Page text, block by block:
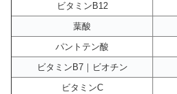
ビタミンB12
葉酸
パントテン酸
ビタミンB7｜ビオチン
ビタミンC